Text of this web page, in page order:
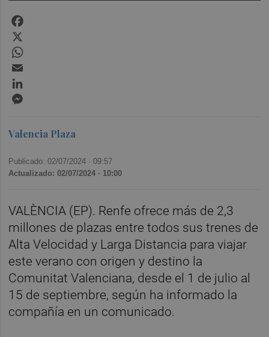
Valencia Plaza
Publicado: 02/07/2024 ·09:57
Actualizado: 02/07/2024 · 10:00
VALÈNCIA (EP). Renfe ofrece más de 2,3
millones de plazas entre todos sus trenes de
Alta Velocidad y Larga Distancia para viajar
este verano con origen y destino la
Comunitat Valenciana, desde el 1 de julio al
15 de septiembre, según ha informado la
compañía en un comunicado.